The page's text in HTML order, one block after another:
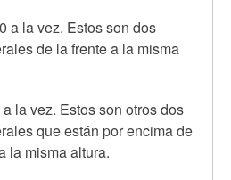
a la vez. Estos son dos
de la frente a la misma
la vez. Estos son otros dos
que están por encima de
la misma altura.